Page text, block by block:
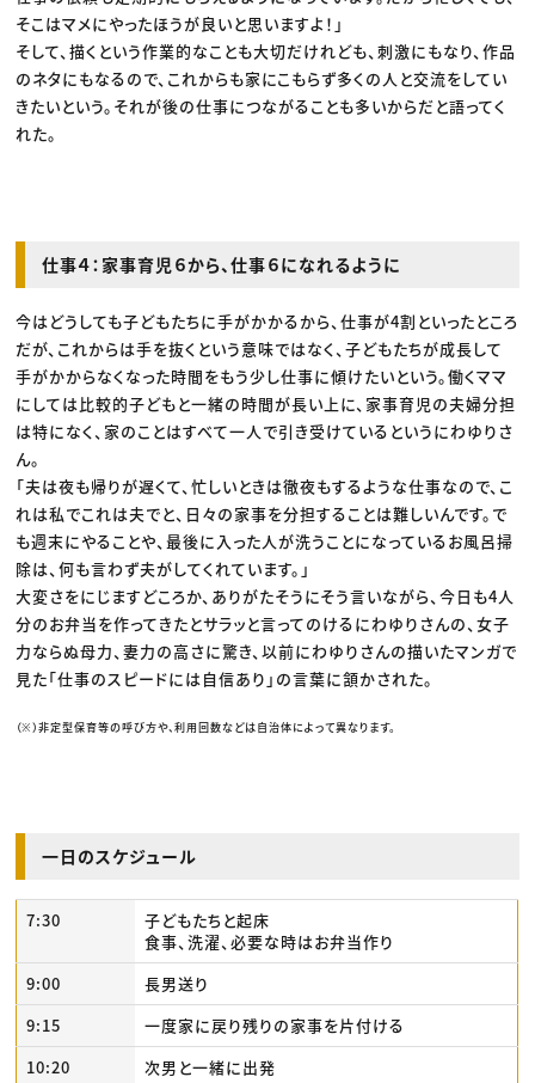
そこはマメにやったほうが良いと思いますよ！」
そして、描くという作業的なことも大切だけれども、刺激にもなり、作品
のネタにもなるので、これからも家にこもらず多くの人と交流をしてい
きたいという。それが後の仕事につながることも多いからだと語ってく
れた。
仕事４：家事育児６から、仕事６になれるように
今はどうしても子どもたちに手がかかるから、仕事が4割といったところ
だが、これからは手を抜くという意味ではなく、子どもたちが成長して
手がかからなくなった時間をもう少し仕事に傾けたいという。働くママ
にしては比較的子どもと一緒の時間が長い上に、家事育児の夫婦分担
は特になく、家のことはすべて一人で引き受けているというにわゆりさ
ん。
「夫は夜も帰りが遅くて、忙しいときは徹夜もするような仕事なので、こ
れは私でこれは夫でと、日々の家事を分担することは難しいんです。で
も週末にやることや、最後に入った人が洗うことになっているお風呂掃
除は、何も言わず夫がしてくれています。」
大変さをにじますどころか、ありがたそうにそう言いながら、今日も4人
分のお弁当を作ってきたとサラッと言ってのけるにわゆりさんの、女子
力ならぬ母力、妻力の高さに驚き、以前にわゆりさんの描いたマンガで
見た「仕事のスピードには自信あり」の言葉に頷かされた。
（※）非定型保育等の呼び方や、利用回数などは自治体によって異なります。
一日のスケジュール
7:30
子どもたちと起床
食事、洗濯、必要な時はお弁当作り
9:00
長男送り
9:15
一度家に戻り残りの家事を片付ける
10:20
次男と一緒に出発